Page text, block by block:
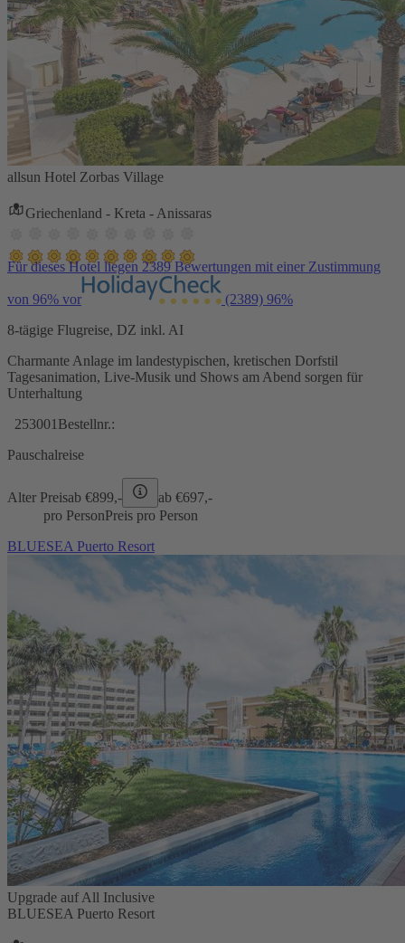
allsun Hotel Zorbas Village
Griechenland - Kreta - Anissaras
Für dieses Hotel liegen 2389 Bewertungen mit einer Zustimmung
von 96% vor (2389) 96%
8-tägige Flugreise, DZ inkl. AI
Charmante Anlage im landestypischen, kretischen Dorfstil
Tagesanimation, Live-Musik und Shows am Abend sorgen für
Unterhaltung
253001 Bestellnr.:
Pauschalreise
Alter Preisab €899,- ab €697,-
pro PersonPreis pro Person
BLUESEA Puerto Resort
Upgrade auf All Inclusive
BLUESEA Puerto Resort